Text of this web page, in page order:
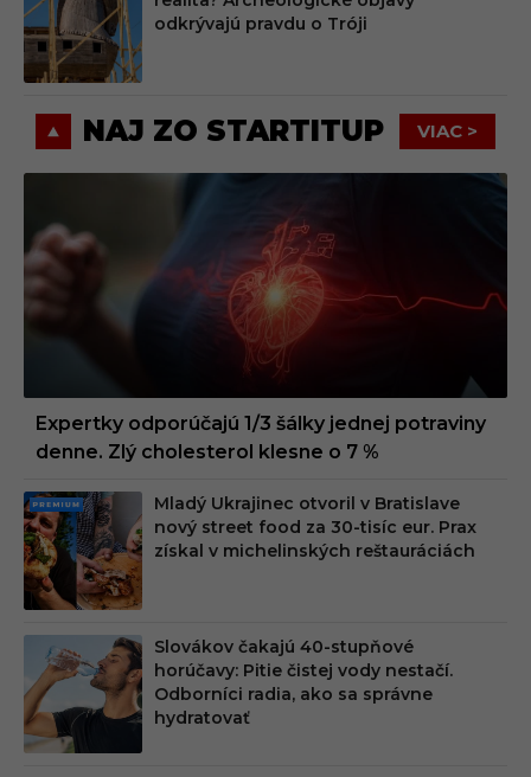
MIU
M
odkrývajú pravdu o Tróji
NAJ ZO STARTITUP VIAC >
Expertky odporúčajú 1/3 šálky jednej potraviny
denne. Zlý cholesterol klesne o 7 %
PRE
MIU
M
Mladý Ukrajinec otvoril v Bratislave
nový street food za 30-tisíc eur. Prax
získal v michelinských reštauráciách
Slovákov čakajú 40-stupňové
horúčavy: Pitie čistej vody nestačí.
Odborníci radia, ako sa správne
hydratovať